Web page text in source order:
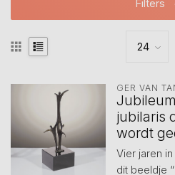
Filters
GER VAN
jubilaris
wordt
Vier jaren
dit beeldje